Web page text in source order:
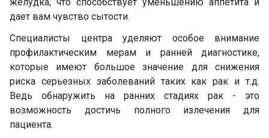
дает вам чувство сытости.
Специалисты центра уделяют особое внимание
профилактическим мерам и ранней диагностике,
которые имеют большое значение для снижения
риска серьезных заболеваний таких как рак и т.д.
Ведь обнаружить на ранних стадиях рак - это
возможность достичь полного излечения для
пациента.